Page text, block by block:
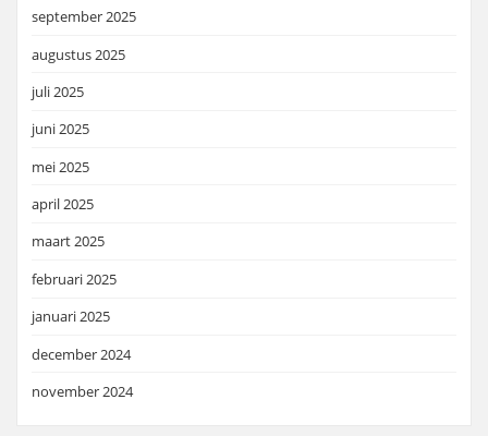
september 2025
augustus 2025
juli 2025
juni 2025
mei 2025
april 2025
maart 2025
februari 2025
januari 2025
december 2024
november 2024